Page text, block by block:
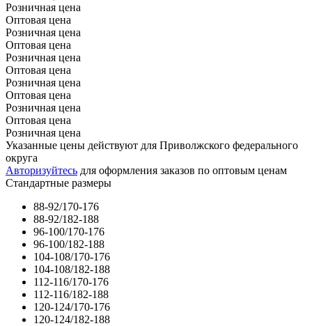
Розничная цена
Оптовая цена
Розничная цена
Оптовая цена
Розничная цена
Оптовая цена
Розничная цена
Оптовая цена
Розничная цена
Оптовая цена
Розничная цена
Указанные цены действуют для Приволжского федерального
округа
Авторизуйтесь для оформления заказов по оптовым ценам
Стандартные размеры
88-92/170-176
88-92/182-188
96-100/170-176
96-100/182-188
104-108/170-176
104-108/182-188
112-116/170-176
112-116/182-188
120-124/170-176
120-124/182-188